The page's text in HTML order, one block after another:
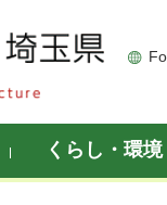
くらし・環境